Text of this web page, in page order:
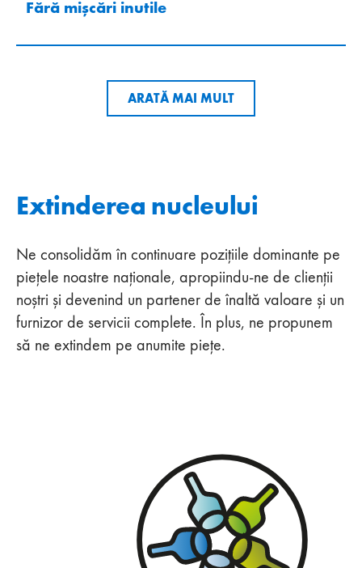
Fără mișcări inutile
ARATĂ MAI MULT
Extinderea nucleului
Ne consolidăm în continuare pozițiile dominante pe
piețele noastre naționale, apropiindu-ne de clienții
noștri și devenind un partener de înaltă valoare și un
furnizor de servicii complete. În plus, ne propunem
să ne extindem pe anumite piețe.